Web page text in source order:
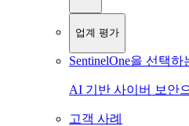
업계 평가
SentinelOne을 선택하
AI 기반 사이버 보안
고객 사례